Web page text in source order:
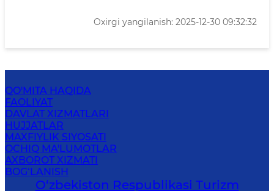
Oxirgi yangilanish: 2025-12-30 09:32:32
QO'MITA HAQIDA
FAOLIYAT
DAVLAT XIZMATLARI
HUJJATLAR
MAXFIYLIK SIYOSATI
OCHIQ MA'LUMOTLAR
AXBOROT XIZMATI
BOG‘LANISH
O‘zbekiston Respublikasi Turizm